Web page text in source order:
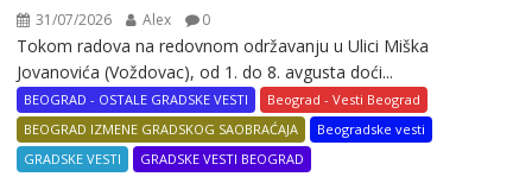
31/07/2026 Alex 0
Tokom radova na redovnom održavanju u Ulici Miška
Jovanovića (Voždovac), od 1. do 8. avgusta doći...
BEOGRAD - OSTALE GRADSKE VESTI
Beograd - Vesti Beograd
BEOGRAD IZMENE GRADSKOG SAOBRAĆAJA
Beogradske vesti
GRADSKE VESTI
GRADSKE VESTI BEOGRAD